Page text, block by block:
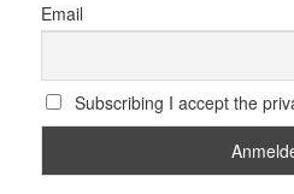
Email
Subscribing I accept the